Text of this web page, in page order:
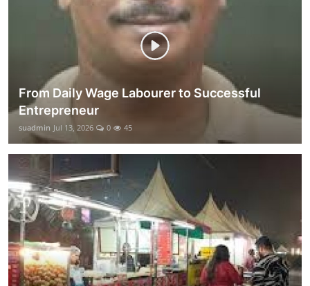
From Daily Wage Labourer to Successful
Entrepreneur
suadmin Jul 13, 2026 0 45